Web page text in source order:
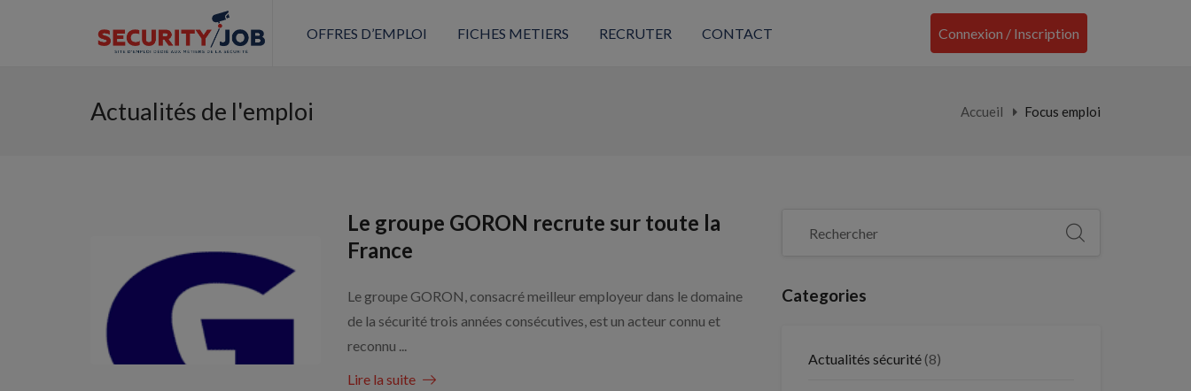
OFFRES D’EMPLOI FICHES METIERS RECRUTER CONTACT Connexion / Inscription
Actualités de l'emploi Accueil Focus emploi
Le groupe GORON recrute sur toute la
France
Le groupe GORON, consacré meilleur employeur dans le domaine
de la sécurité trois années consécutives, est un acteur connu et
reconnu ...
Lire la suite
Categories
Actualités sécurité (8)